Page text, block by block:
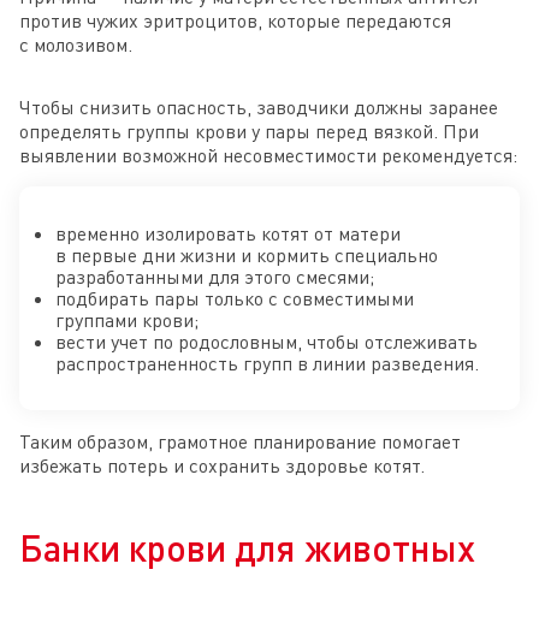
против чужих эритроцитов, которые передаются
с молозивом.
Чтобы снизить опасность, заводчики должны заранее
определять группы крови у пары перед вязкой. При
выявлении возможной несовместимости рекомендуется:
временно изолировать котят от матери
в первые дни жизни и кормить специально
разработанными для этого смесями;
подбирать пары только с совместимыми
группами крови;
вести учет по родословным, чтобы отслеживать
распространенность групп в линии разведения.
Таким образом, грамотное планирование помогает
избежать потерь и сохранить здоровье котят.
Банки крови для животных